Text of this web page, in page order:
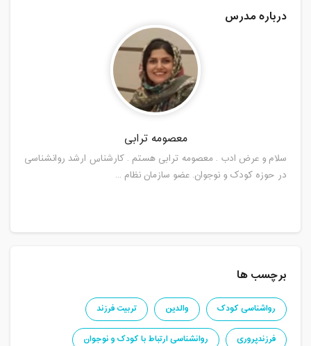
درباره مدرس
معصومه ترابی
سلام و عرض ادب . معصومه ترابی هستم . کارشناس ارشد روانشناسی
در حوزه کودک و نوجوان. عضو سازمان نظام ...
برچسب ها
رواشناسی کودک والدین
تربیت فرزند
فرزندپروری
روانشناسی ارتباط با کودک و نوجوان